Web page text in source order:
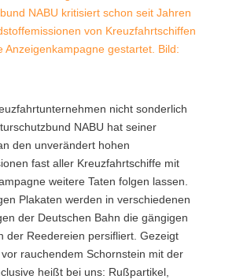
NABU kritisiert schon seit Jahren
von Kreuzfahrtschiffen
Anzeigenkampagne gestartet. Bild:
nicht sonderlich
NABU hat seiner
den unverändert hohen
fast aller Kreuzfahrtschiffe mit
weitere Taten folgen lassen.
Plakaten werden in verschiedenen
der Deutschen Bahn die gängigen
der Reedereien persifliert. Gezeigt
rauchendem Schornstein mit der
heißt bei uns: Rußpartikel,